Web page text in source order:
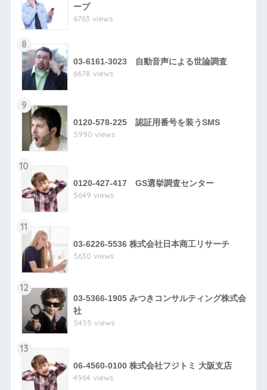
ープ
6763 views
8
03-6161-3023 自動音声による世論調査
6678 views
9
0120-578-225 認証用番号を装うSMS
5990 views
10
0120-427-417 GS選挙調査センター
5649 views
11
03-6226-5536 株式会社日本商工リサーチ
5630 views
12
03-5366-1905 みつきコンサルティング株式会
社
5455 views
13
06-4560-0100 株式会社フジトミ 大阪支店
4964 views